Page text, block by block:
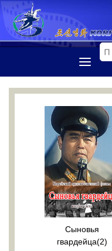
Обмен
Сыновья
гвардейца(2)